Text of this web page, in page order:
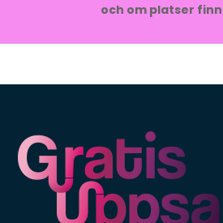
och om platser